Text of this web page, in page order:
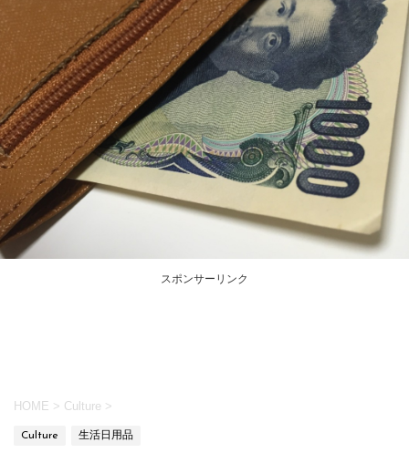
スポンサーリンク
HOME > Culture >
Culture 生活日用品